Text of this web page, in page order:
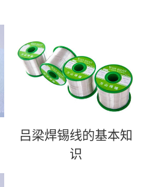
吕梁​焊锡线的基本知
识